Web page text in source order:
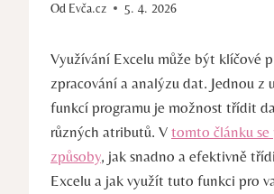
Od Evča.cz 5. 4. 2026
Využívání Excelu může být klíčové
zpracování a analýzu dat. Jednou z
funkcí programu je možnost třídit
různých atributů. V tomto článku se
způsoby, jak snadno a efektivně
Excelu a jak využít tuto funkci pro